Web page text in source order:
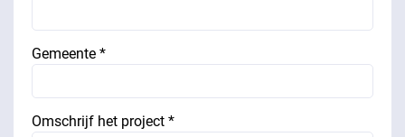
Gemeente *
Omschrijf het project *